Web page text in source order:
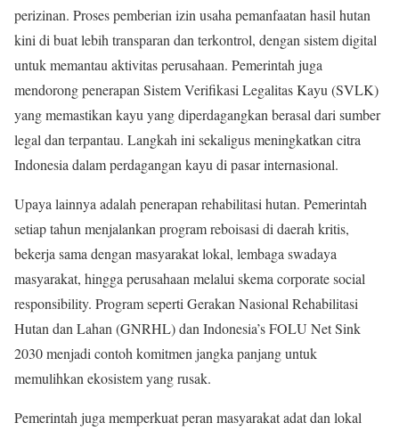
perizinan. Proses pemberian izin usaha pemanfaatan hasil hutan
kini di buat lebih transparan dan terkontrol, dengan sistem digital
untuk memantau aktivitas perusahaan. Pemerintah juga
mendorong penerapan Sistem Verifikasi Legalitas Kayu (SVLK)
yang memastikan kayu yang diperdagangkan berasal dari sumber
legal dan terpantau. Langkah ini sekaligus meningkatkan citra
Indonesia dalam perdagangan kayu di pasar internasional.
Upaya lainnya adalah penerapan rehabilitasi hutan. Pemerintah
setiap tahun menjalankan program reboisasi di daerah kritis,
bekerja sama dengan masyarakat lokal, lembaga swadaya
masyarakat, hingga perusahaan melalui skema corporate social
responsibility. Program seperti Gerakan Nasional Rehabilitasi
Hutan dan Lahan (GNRHL) dan Indonesia’s FOLU Net Sink
2030 menjadi contoh komitmen jangka panjang untuk
memulihkan ekosistem yang rusak.
Pemerintah juga memperkuat peran masyarakat adat dan lokal